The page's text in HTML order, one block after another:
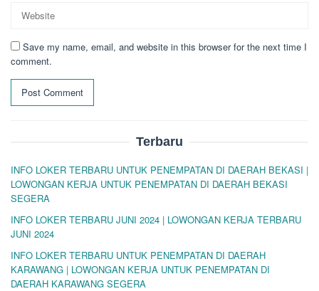
Save my name, email, and website in this browser for the next time I
comment.
Terbaru
INFO LOKER TERBARU UNTUK PENEMPATAN DI DAERAH BEKASI |
LOWONGAN KERJA UNTUK PENEMPATAN DI DAERAH BEKASI
SEGERA
INFO LOKER TERBARU JUNI 2024 | LOWONGAN KERJA TERBARU
JUNI 2024
INFO LOKER TERBARU UNTUK PENEMPATAN DI DAERAH
KARAWANG | LOWONGAN KERJA UNTUK PENEMPATAN DI
DAERAH KARAWANG SEGERA